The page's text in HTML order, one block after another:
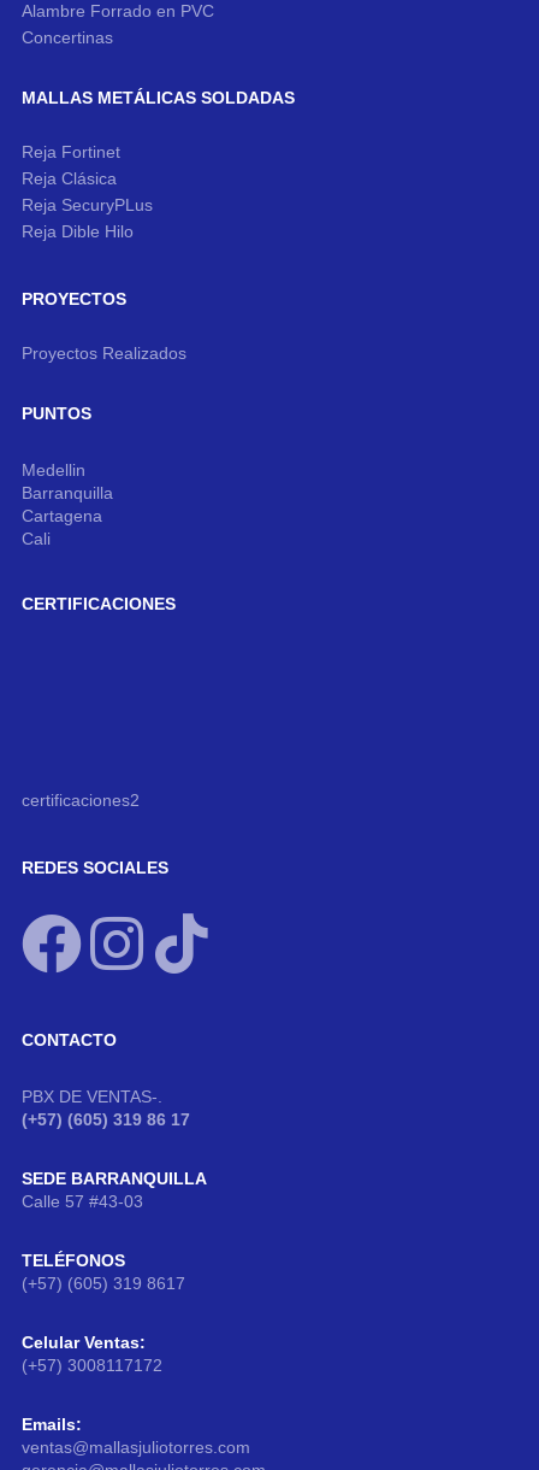
Alambre Forrado en PVC
Concertinas
MALLAS METÁLICAS SOLDADAS
Reja Fortinet
Reja Clásica
Reja SecuryPLus
Reja Dible Hilo
PROYECTOS
Proyectos Realizados
PUNTOS
Medellin
Barranquilla
Cartagena
Cali
CERTIFICACIONES
certificaciones2
REDES SOCIALES
CONTACTO
PBX DE VENTAS-.
(+57) (605) 319 86 17
SEDE BARRANQUILLA
Calle 57 #43-03
TELÉFONOS
(+57) (605) 319 8617
Celular Ventas:
(+57) 3008117172
Emails:
ventas@mallasjuliotorres.com